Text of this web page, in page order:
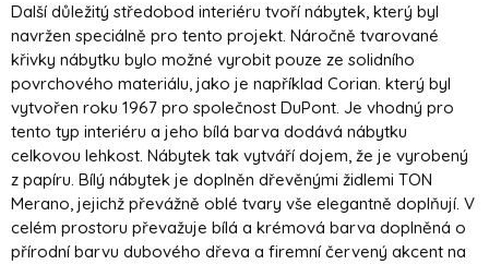
Další důležitý středobod interiéru tvoří nábytek, který byl
navržen speciálně pro tento projekt. Náročně tvarované
křivky nábytku bylo možné vyrobit pouze ze solidního
povrchového materiálu, jako je například Corian. který byl
vytvořen roku 1967 pro společnost DuPont. Je vhodný pro
tento typ interiéru a jeho bílá barva dodává nábytku
celkovou lehkost. Nábytek tak vytváří dojem, že je vyrobený
z papíru. Bílý nábytek je doplněn dřevěnými židlemi TON
Merano, jejichž převážně oblé tvary vše elegantně doplňují. V
celém prostoru převažuje bílá a krémová barva doplněná o
přírodní barvu dubového dřeva a firemní červený akcent na